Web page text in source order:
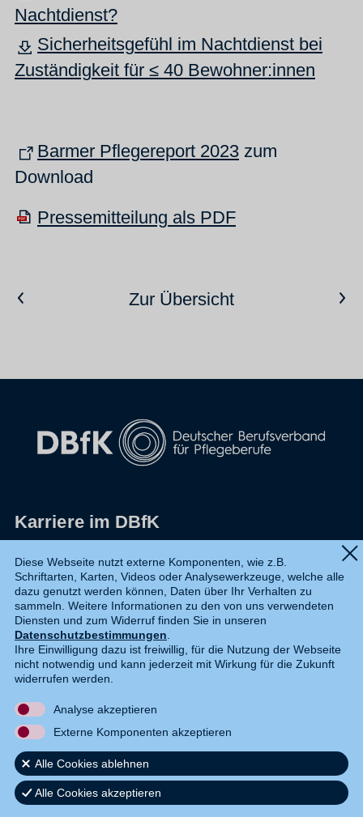
Nachtdienst?
Sicherheitsgefühl im Nachtdienst bei
Zuständigkeit für ≤ 40 Bewohner:innen
Barmer Pflegereport 2023 zum
Download
Pressemitteilung als PDF
Vorheriger ArtikelZur ÜbersichtNächster Artikel
Karriere im DBfK
Datenschutz
Shop
Widerruf
Kontakt
DE EN
Diese Webseite nutzt externe Komponenten, wie z.B.
Schriftarten, Karten, Videos oder Analysewerkzeuge, welche alle
dazu genutzt werden können, Daten über Ihr Verhalten zu
sammeln. Weitere Informationen zu den von uns verwendeten
Diensten und zum Widerruf finden Sie in unseren
Datenschutzbestimmungen.
Ihre Einwilligung dazu ist freiwillig, für die Nutzung der Webseite
nicht notwendig und kann jederzeit mit Wirkung für die Zukunft
widerrufen werden.
Analyse akzeptieren
Externe Komponenten akzeptieren
Alle Cookies ablehnen
Alle Cookies akzeptieren